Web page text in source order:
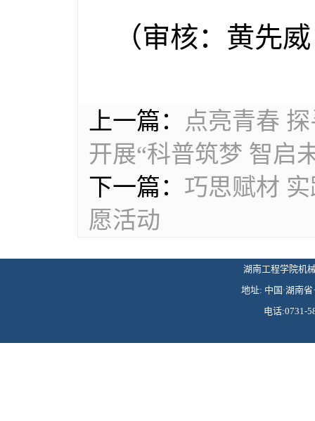
（审核：黄先
上一篇： 点亮青春
开展“科普筑梦 智启
下一篇： 巧思赋材
愿活动
湖南工程学院机
地址: 中国·湖南
电话:0731-